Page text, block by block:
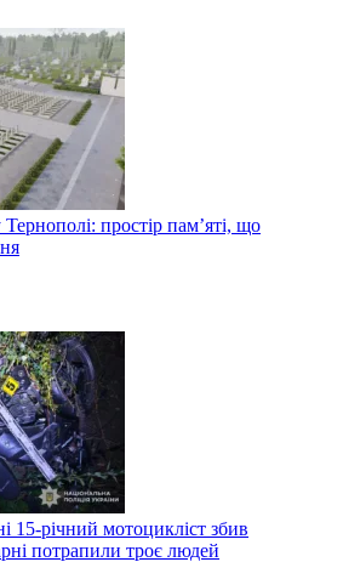
простір пам’яті, що
15-річний мотоцикліст збив
потрапили троє людей